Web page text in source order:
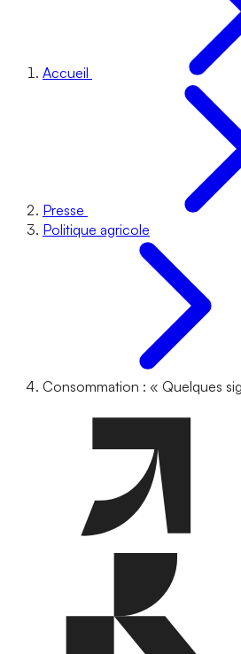
Accueil
Presse
Politique agricole
Consommation : « Quelques